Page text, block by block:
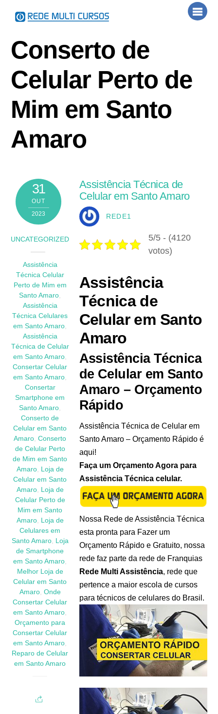
Conserto de
Celular Perto de
Mim em Santo
Amaro
31
OUT
2023
UNCATEGORIZED
Assistência
Técnica Celular
Perto de Mim em
Santo Amaro,
Assistência
Técnica Celulares
em Santo Amaro,
Assistência
Técnica de Celular
em Santo Amaro,
Consertar Celular
em Santo Amaro,
Consertar
Smartphone em
Santo Amaro,
Conserto de
Celular em Santo
Amaro,Conserto
de Celular Perto
de Mim em Santo
Amaro, Loja de
Celular em Santo
Amaro, Loja de
Celular Perto de
Mim em Santo
Amaro, Loja de
Celulares em
Santo Amaro, Loja
de Smartphone
em Santo Amaro,
Melhor Loja de
Celular em Santo
Amaro, Onde
Consertar Celular
em Santo Amaro,
Orçamento para
Consertar Celular
em Santo Amaro,
Reparo de Celular
em Santo Amaro
Assistência Técnica de
Celular em Santo Amaro
REDE1
5/5 - (4120
votos)
Assistência
Técnica de
Celular em Santo
Amaro
Assistência Técnica
de Celular em Santo
Amaro – Orçamento
Rápido
Assistência Técnica de Celular em
Santo Amaro – Orçamento Rápido é
aqui!
Faça um Orçamento Agora para
Assistência Técnica celular.
Nossa Rede de Assistência Técnica
esta pronta para Fazer um
Orçamento Rápido e Gratuito, nossa
rede faz parte da rede de Franquias
Rede Multi Assistência, rede que
pertence a maior escola de cursos
para técnicos de celulares do Brasil.